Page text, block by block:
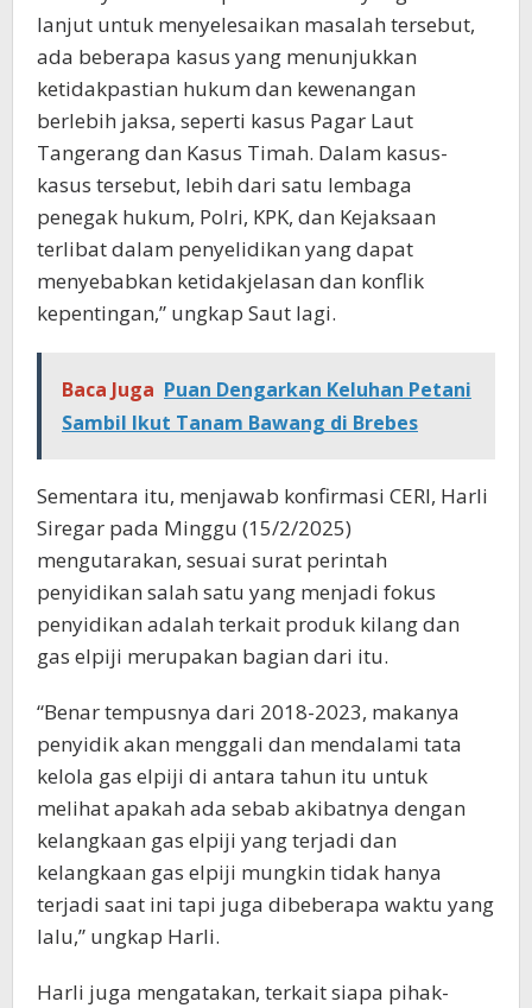
lanjut untuk menyelesaikan masalah tersebut,
ada beberapa kasus yang menunjukkan
ketidakpastian hukum dan kewenangan
berlebih jaksa, seperti kasus Pagar Laut
Tangerang dan Kasus Timah. Dalam kasus-
kasus tersebut, lebih dari satu lembaga
penegak hukum, Polri, KPK, dan Kejaksaan
terlibat dalam penyelidikan yang dapat
menyebabkan ketidakjelasan dan konflik
kepentingan,” ungkap Saut lagi.
Baca Juga Puan Dengarkan Keluhan Petani
Sambil Ikut Tanam Bawang di Brebes
Sementara itu, menjawab konfirmasi CERI, Harli
Siregar pada Minggu (15/2/2025)
mengutarakan, sesuai surat perintah
penyidikan salah satu yang menjadi fokus
penyidikan adalah terkait produk kilang dan
gas elpiji merupakan bagian dari itu.
“Benar tempusnya dari 2018-2023, makanya
penyidik akan menggali dan mendalami tata
kelola gas elpiji di antara tahun itu untuk
melihat apakah ada sebab akibatnya dengan
kelangkaan gas elpiji yang terjadi dan
kelangkaan gas elpiji mungkin tidak hanya
terjadi saat ini tapi juga dibeberapa waktu yang
lalu,” ungkap Harli.
Harli juga mengatakan, terkait siapa pihak-